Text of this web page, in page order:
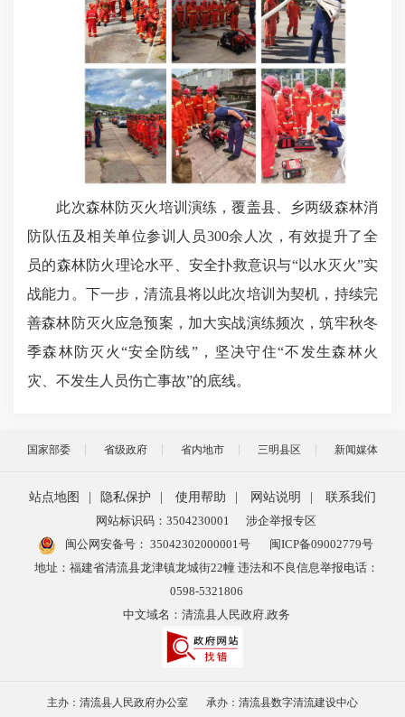
此次森林防灭火培训演练，覆盖县、乡两级森林消
防队伍及相关单位参训人员300余人次，有效提升了全
员的森林防火理论水平、安全扑救意识与“以水灭火”实
战能力。下一步，清流县将以此次培训为契机，持续完
善森林防灭火应急预案，加大实战演练频次，筑牢秋冬
季森林防灭火“安全防线”，坚决守住“不发生森林火
灾、不发生人员伤亡事故”的底线。
国家部委 省级政府 省内地市 三明县区 新闻媒体
站点地图 隐私保护 使用帮助 网站说明
联系我们
网站标识码：3504230001
涉企举报专区
闽公网安备号： 35042302000001号
闽ICP备09002779号
地址：福建省清流县龙津镇龙城街22幢 违法和不良信息举报电话：
0598-5321806
中文域名：清流县人民政府.政务
主办：清流县人民政府办公室 承办：清流县数字清流建设中心